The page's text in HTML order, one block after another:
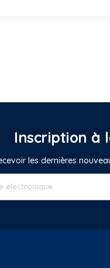
Inscription à
les dernières